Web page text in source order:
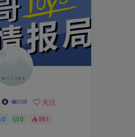
关注
0 0 861